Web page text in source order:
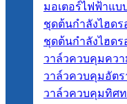
มอเตอร์ไฟฟ้าแบ
ชุดต้นกำลังไฮดร
ชุดต้นกำลังไฮด
วาล์วควบคุมคว
วาล์วควบคุมอัตร
วาล์วควบคุมทิศท